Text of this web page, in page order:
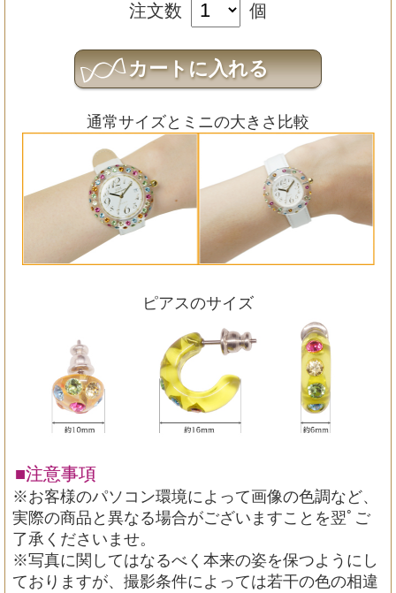
注文数 個
通常サイズとミニの大きさ比較
ピアスのサイズ
■注意事項
※お客様のパソコン環境によって画像の色調など、
実際の商品と異なる場合がございますことを翌ﾟご
了承くださいませ。
※写真に関してはなるべく本来の姿を保つようにし
ておりますが、撮影条件によっては若干の色の相違